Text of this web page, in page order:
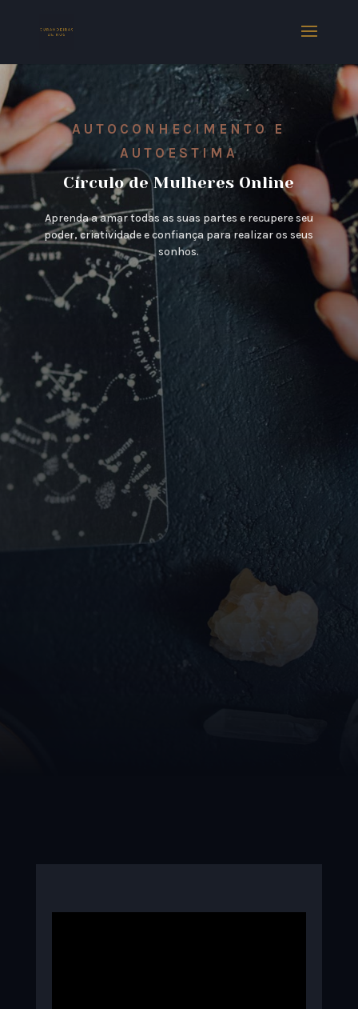
AUTOCONHECIMENTO E
AUTOESTIMA
Círculo de Mulheres Online
Aprenda a amar todas as suas partes e recupere seu
poder, criatividade e confiança para realizar os seus
sonhos.